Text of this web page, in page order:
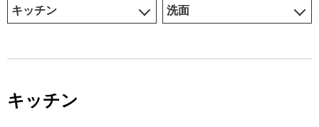
キッチン 洗面
キッチン